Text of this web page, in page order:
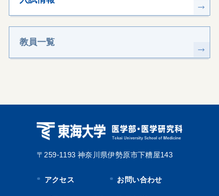
教員一覧
〒259-1193 神奈川県伊勢原市下糟屋143
アクセス お問い合わせ